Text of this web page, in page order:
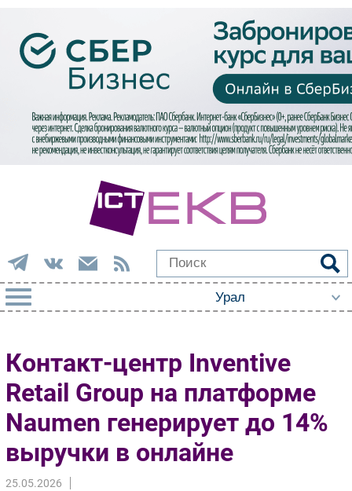
Импорто­замещение
Автоматизация Промышленности
Интернет
Фиксированная связь
Интеграция
Контакт-центр Inventive
Retail Group на платформе
Naumen генерирует до 14%
выручки в онлайне
25.05.2026